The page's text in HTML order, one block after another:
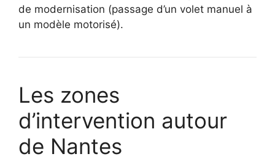
de modernisation (passage d’un volet manuel à
un modèle motorisé).
Les zones
d’intervention autour
de Nantes